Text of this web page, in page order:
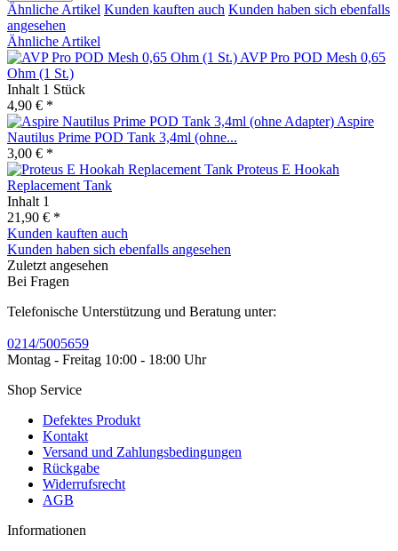
Ähnliche Artikel Kunden kauften auch Kunden haben sich ebenfalls
angesehen
Ähnliche Artikel
AVP Pro POD Mesh 0,65
Ohm (1 St.)
Inhalt 1 Stück
4,90 € *
Aspire
Nautilus Prime POD Tank 3,4ml (ohne...
3,00 € *
Proteus E Hookah
Replacement Tank
Inhalt 1
21,90 € *
Kunden kauften auch
Kunden haben sich ebenfalls angesehen
Zuletzt angesehen
Bei Fragen
Telefonische Unterstützung und Beratung unter:
0214/5005659
Montag - Freitag 10:00 - 18:00 Uhr
Shop Service
Defektes Produkt
Kontakt
Versand und Zahlungsbedingungen
Rückgabe
Widerrufsrecht
AGB
Informationen